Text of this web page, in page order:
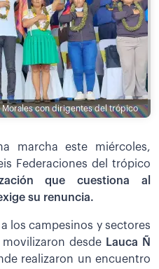
Morales con dirigentes del trópico
marcha este miércoles,
Federaciones del trópico
que cuestiona al
su renuncia.
los campesinos y sectores
desdeLauca Ñ
realizaron un encuentro